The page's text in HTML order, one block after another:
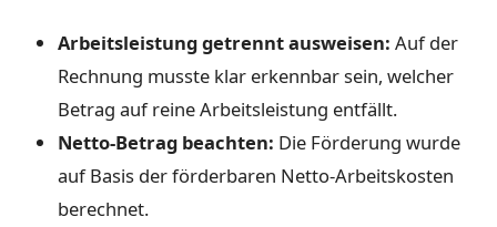
Arbeitsleistung getrennt ausweisen: Auf der
Rechnung musste klar erkennbar sein, welcher
Betrag auf reine Arbeitsleistung entfällt.
Netto-Betrag beachten: Die Förderung wurde
auf Basis der förderbaren Netto-Arbeitskosten
berechnet.